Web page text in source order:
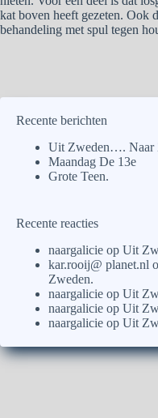
kat boven heeft gezeten. Ook
behandeling met spul tegen
Recente berichten
Uit Zweden…. Naar
Maandag De 13e
Grote Teen.
Recente reacties
naargalicie op Uit
kar.rooij@ planet.nl
Zweden.
naargalicie op Uit
naargalicie op Uit
naargalicie op Uit